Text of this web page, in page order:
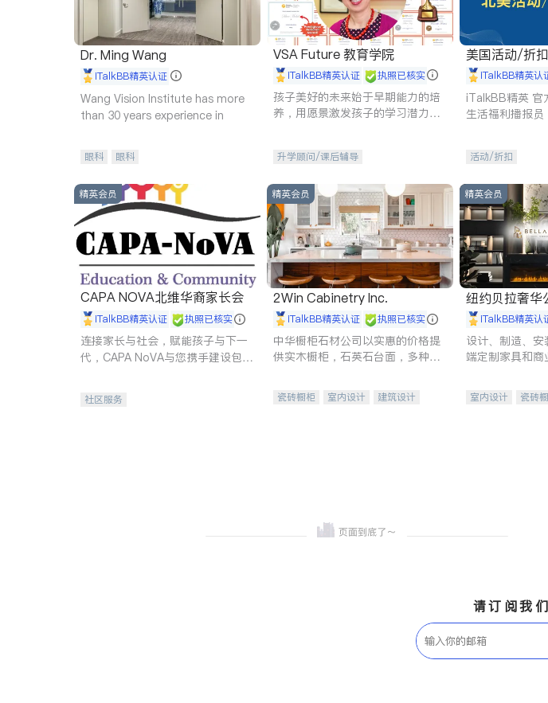
Dr. Ming Wang
iTalkBB精英认证
Wang Vision Institute has more
than 30 years experience in
眼科 眼科
VSA Future 教育学院
iTalkBB精英认证 执照已核实
孩子美好的未来始于早期能力的培
养，用愿景激发孩子的学习潜力和
升学顾问/课后辅导
美国活动/折
iTalkBB精英认
iTalkBB精英 官
生活福利播报
活动/折扣
精英会员
CAPA NOVA北维华裔家长会
iTalkBB精英认证 执照已核实
连接家长与社会，赋能孩子与下一
代，CAPA NoVA与您携手建设包
社区服务
精英会员
2Win Cabinetry Inc.
iTalkBB精英认证 执照已核实
中华橱柜石材公司以实惠的价格提
供实木橱柜，石英石台面，多种优
机。品质厨房，家的选择。
瓷砖橱柜 室内设计
建筑设计
精英会员
纽约贝拉奢华公司
E iTalkBB精英认
设计、制造、
端定制家具和商
室内设计 瓷砖
请订阅我